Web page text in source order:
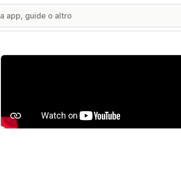
Galleria immagini in evidenza